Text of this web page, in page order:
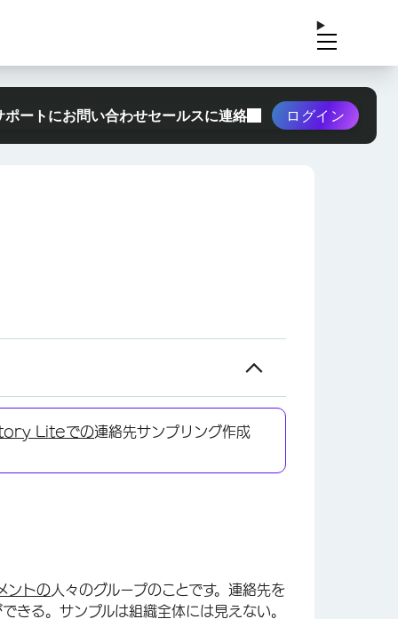
ポートにお問い合わせセールスに連絡 ログイン
Liteでの連絡先サンプリング作成
ントの 人々のグループのことです。連絡先を
きる。サンプルは組織全体には見えない。